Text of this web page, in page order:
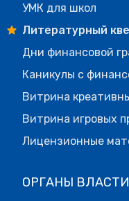
УМК для школ
Литературный
Дни финансовой
Каникулы с
Витрина
Витрина игровых
Лицензионные
ОРГАНЫ ВЛАСТИ